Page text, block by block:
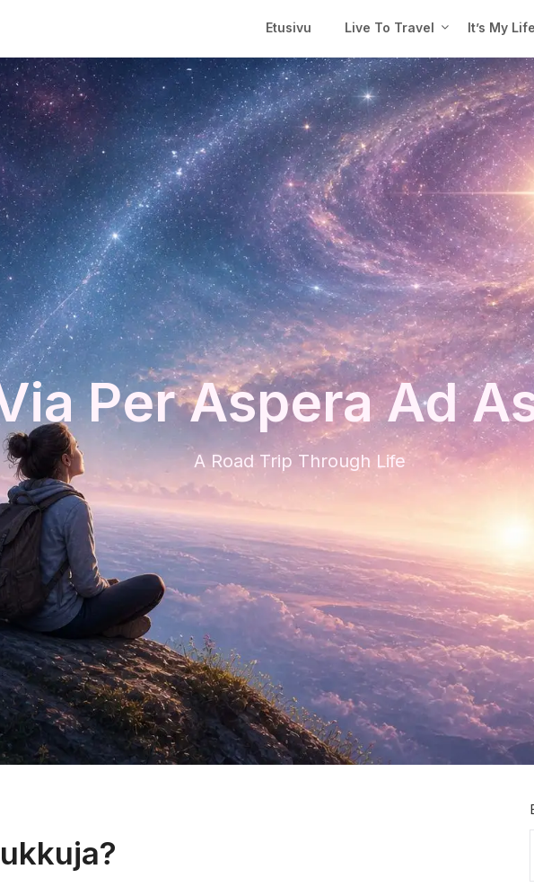
Etusivu Live To Travel It’s My
Per Aspera Ad
A Road Trip Through Life